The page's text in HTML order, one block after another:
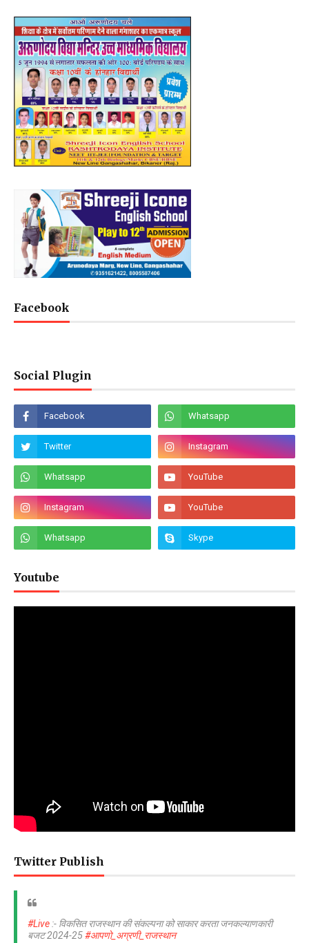
Facebook
Social Plugin
Youtube
Twitter Publish
#Live :- विकसित राजस्थान की संकल्पना को साकार करता जनकल्याणकारी
बजट 2024-25#आपणो_अग्रणी_राजस्थान